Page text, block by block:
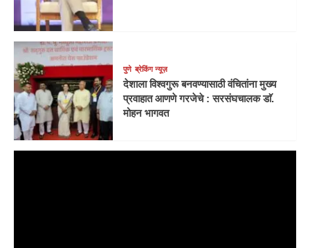
पुणे ब्रेकिंग न्यूज़
देशाला विश्वगुरू बनवण्यासाठी वंचितांना मुख्य
प्रवाहात आणणे गरजेचे : सरसंघचालक डाॅ.
मोहन भागवत